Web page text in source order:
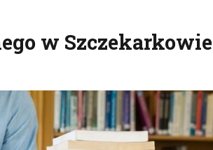
w Szczekarkowie